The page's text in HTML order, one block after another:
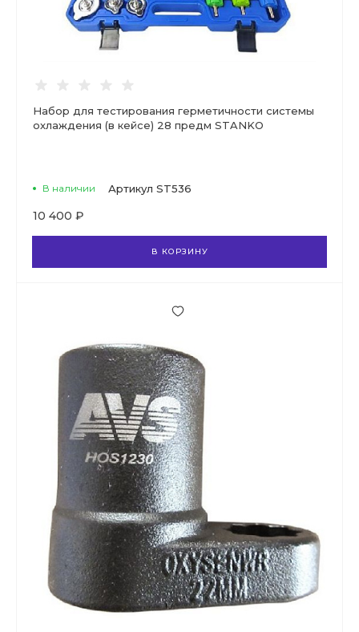
Набор для тестирования герметичности системы
охлаждения (в кейсе) 28 предм STANKO
В наличии Артикул ST536
10 400 ₽
В КОРЗИНУ